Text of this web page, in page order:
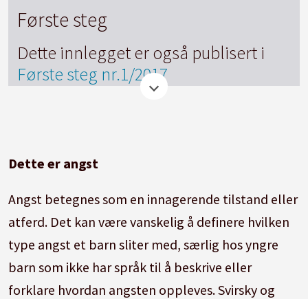
Første steg
Dette innlegget er også publisert i
Første steg nr.1/2017
Dette er angst
Angst betegnes som en innagerende tilstand eller
atferd. Det kan være vanskelig å definere hvilken
type angst et barn sliter med, særlig hos yngre
barn som ikke har språk til å beskrive eller
forklare hvordan angsten oppleves. Svirsky og